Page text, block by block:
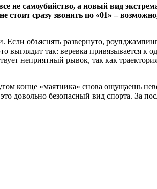
не самоубийство, а новый вид
сразу звонить по «01» –
объяснять развернуто,
так: веревка привязывается к
неприятный рывок, так как
конце «маятника» снова ощущаешь
безопасный вид спорта. За